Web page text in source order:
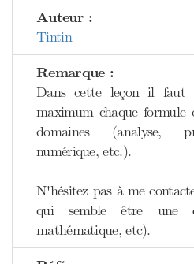
Auteur :
Tintin
Remarque :
Dans cette leçon il faut
maximum chaque formule
domaines (analyse,
numérique, etc.).
N'hésitez pas à me
qui semble être une
mathématique, etc).